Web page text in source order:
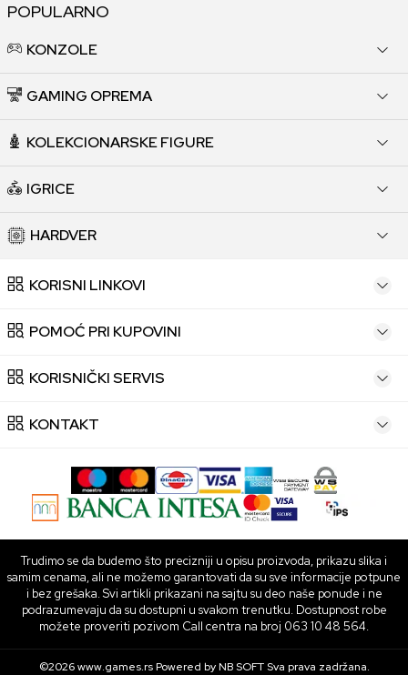
POPULARNO
KONZOLE
GAMING OPREMA
KOLEKCIONARSKE FIGURE
IGRICE
HARDVER
KORISNI LINKOVI
POMOĆ PRI KUPOVINI
KORISNIČKI SERVIS
KONTAKT
Trudimo se da budemo što precizniji u opisu proizvoda, prikazu slika i
samim cenama, ali ne možemo garantovati da su sve informacije potpune
i bez grešaka. Svi artikli prikazani na sajtu su deo naše ponude i ne
podrazumevaju da su dostupni u svakom trenutku. Dostupnost robe
možete proveriti pozivom Call centra na broj 063 10 48 564.
©2026www.games.rs Powered byNB SOFTSva prava zadržana.